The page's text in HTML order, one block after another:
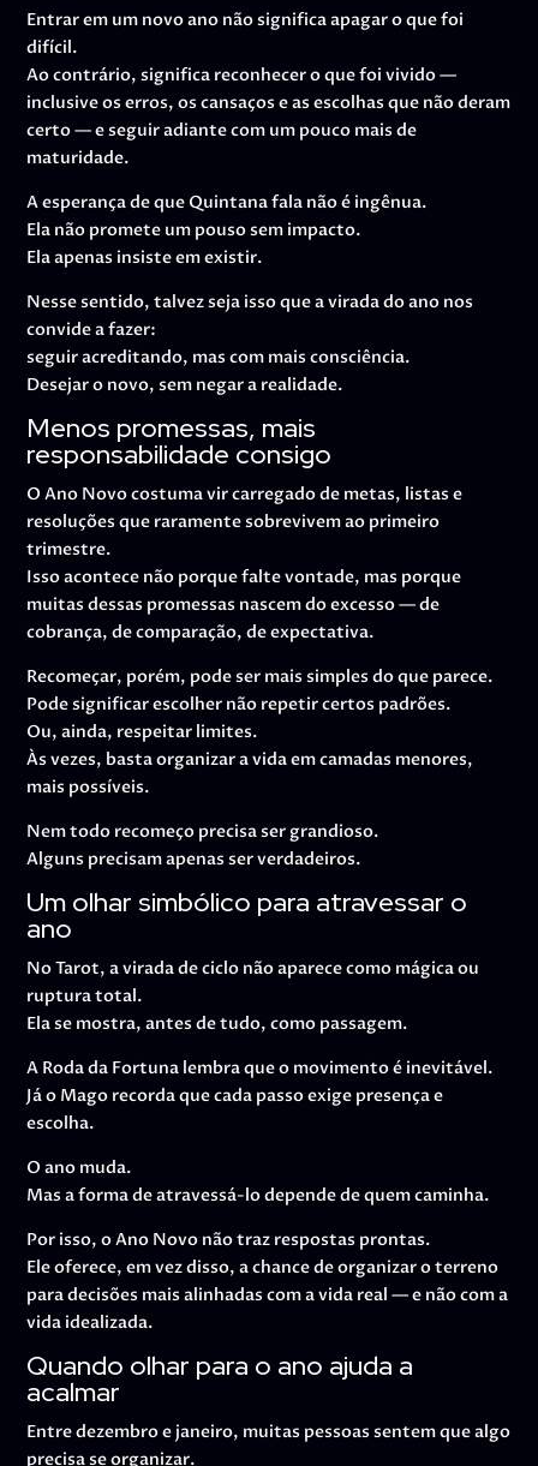
Entrar em um novo ano não significa apagar o que foi
difícil.
Ao contrário, significa reconhecer o que foi vivido —
inclusive os erros, os cansaços e as escolhas que não deram
certo — e seguir adiante com um pouco mais de
maturidade.
A esperança de que Quintana fala não é ingênua.
Ela não promete um pouso sem impacto.
Ela apenas insiste em existir.
Nesse sentido, talvez seja isso que a virada do ano nos
convide a fazer:
seguir acreditando, mas com mais consciência.
Desejar o novo, sem negar a realidade.
Menos promessas, mais
responsabilidade consigo
O Ano Novo costuma vir carregado de metas, listas e
resoluções que raramente sobrevivem ao primeiro
trimestre.
Isso acontece não porque falte vontade, mas porque
muitas dessas promessas nascem do excesso — de
cobrança, de comparação, de expectativa.
Recomeçar, porém, pode ser mais simples do que parece.
Pode significar escolher não repetir certos padrões.
Ou, ainda, respeitar limites.
Às vezes, basta organizar a vida em camadas menores,
mais possíveis.
Nem todo recomeço precisa ser grandioso.
Alguns precisam apenas ser verdadeiros.
Um olhar simbólico para atravessar o
ano
No Tarot, a virada de ciclo não aparece como mágica ou
ruptura total.
Ela se mostra, antes de tudo, como passagem.
A Roda da Fortuna lembra que o movimento é inevitável.
Já o Mago recorda que cada passo exige presença e
escolha.
O ano muda.
Mas a forma de atravessá-lo depende de quem caminha.
Por isso, o Ano Novo não traz respostas prontas.
Ele oferece, em vez disso, a chance de organizar o terreno
para decisões mais alinhadas com a vida real — e não com a
vida idealizada.
Quando olhar para o ano ajuda a
acalmar
Entre dezembro e janeiro, muitas pessoas sentem que algo
precisa se organizar.